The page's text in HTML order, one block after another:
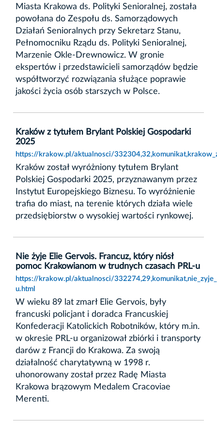
Miasta Krakowa ds. Polityki Senioralnej, została
powołana do Zespołu ds. Samorządowych
Działań Senioralnych przy Sekretarz Stanu,
Pełnomocniku Rządu ds. Polityki Senioralnej,
Marzenie Okle-Drewnowicz. W gronie
ekspertów i przedstawicieli samorządów będzie
współtworzyć rozwiązania służące poprawie
jakości życia osób starszych w Polsce.
Kraków z tytułem Brylant Polskiej Gospodarki
2025
https://krakow.pl/aktualnosci/
Kraków został wyróżniony tytułem Brylant
Polskiej Gospodarki 2025, przyznawanym przez
Instytut Europejskiego Biznesu. To wyróżnienie
trafia do miast, na terenie których działa wiele
przedsiębiorstw o wysokiej wartości rynkowej.
Nie żyje Elie Gervois. Francuz, który niósł
pomoc Krakowianom w trudnych czasach PRL-u
https://krakow.pl/aktualnosci/
u.html
W wieku 89 lat zmarł Elie Gervois, były
francuski policjant i doradca Francuskiej
Konfederacji Katolickich Robotników, który m.in.
w okresie PRL-u organizował zbiórki i transporty
darów z Francji do Krakowa. Za swoją
działalność charytatywną w 1998 r.
uhonorowany został przez Radę Miasta
Krakowa brązowym Medalem Cracoviae
Merenti.